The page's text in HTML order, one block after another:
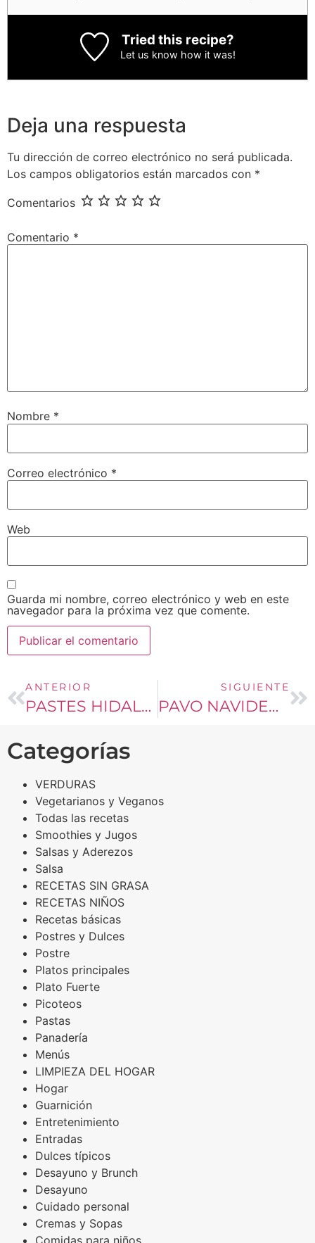
Tried this recipe?
Let us know how it was!
Deja una respuesta
Tu dirección de correo electrónico no será publicada.
Los campos obligatorios están marcados con *
Comentarios
Comentario *
Nombre *
Correo electrónico *
Web
Guarda mi nombre, correo electrónico y web en este
navegador para la próxima vez que comente.
ANTERIOR
PASTES HIDALGUENSES
SIGUIENTE
PAVO NAVIDEÑO
Categorías
VERDURAS
Vegetarianos y Veganos
Todas las recetas
Smoothies y Jugos
Salsas y Aderezos
Salsa
RECETAS SIN GRASA
RECETAS NIÑOS
Recetas básicas
Postres y Dulces
Postre
Platos principales
Plato Fuerte
Picoteos
Pastas
Panadería
Menús
LIMPIEZA DEL HOGAR
Hogar
Guarnición
Entretenimiento
Entradas
Dulces típicos
Desayuno y Brunch
Desayuno
Cuidado personal
Cremas y Sopas
Comidas para niños